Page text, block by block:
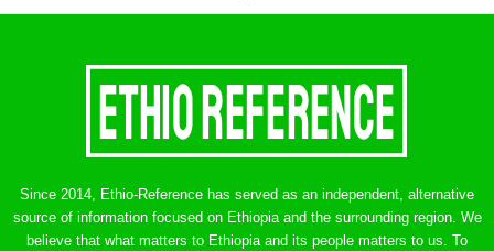
Since 2014, Ethio-Reference has served as an independent, alternative
source of information focused on Ethiopia and the surrounding region. We
believe that what matters to Ethiopia and its people matters to us. To